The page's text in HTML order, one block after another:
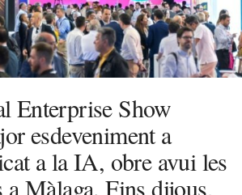
Enterprise Show
esdeveniment a
a la IA, obre avui les
a Màlaga. Fins dijous,